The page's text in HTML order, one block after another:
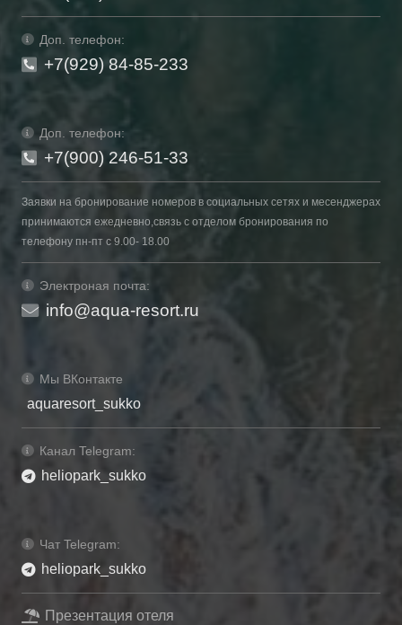
Доп. телефон:
+7(929) 84-85-233
Доп. телефон:
+7(900) 246-51-33
Заявки на бронирование номеров в социальных сетях и месенджерах
принимаются ежедневно,связь с отделом бронирования по
телефону пн-пт с 9.00- 18.00
Электроная почта:
info@aqua-resort.ru
Мы ВКонтакте
aquaresort_sukko
Канал Telegram:
heliopark_sukko
Чат Telegram:
heliopark_sukko
Презентация отеля